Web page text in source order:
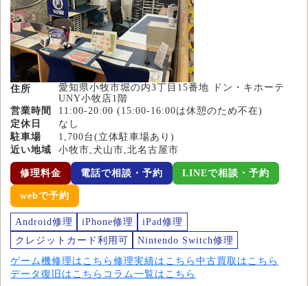
住所
愛知県小牧市堀の内3丁目15番地 ドン・キホーテ
UNY小牧店1階
営業時間
11:00-20:00 (15:00-16:00は休憩のため不在)
定休日
なし
駐車場
1,700台(立体駐車場あり)
近い地域
小牧市,犬山市,北名古屋市
修理料金 電話で相談・予約 LINEで相談・予約
webで予約
Android修理 iPhone修理
iPad修理
クレジットカード利用可
Nintendo Switch修理
ゲーム機修理はこちら 修理実績はこちら 中古買取はこちら
データ復旧はこちら コラム一覧はこちら